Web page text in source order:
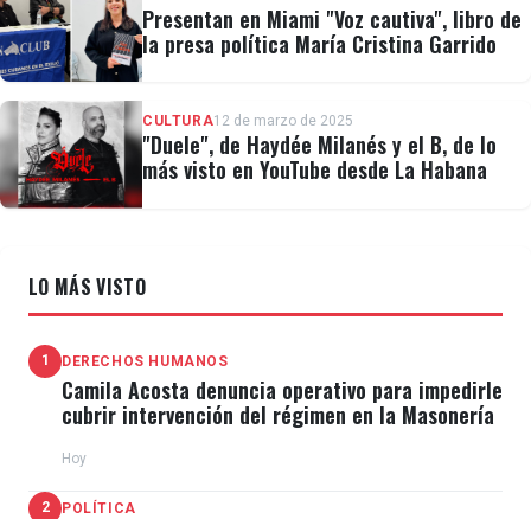
los 45 días siguientes desde su estreno inicial.
Aquellos proyectos cuyo lanzamiento se lleve a cabo
a finales de este año y cuyos planes de exhibición
estén previstos para después del 10 de enero de
2025, tendrán que contar con una verificación de
ampliada en salas no después del 24 de enero.
Otros cambios significativos anunciados para la
edición 97, que se llevará a cabo el 2 de marzo de
Presentan en Miami "Voz cautiva", libro de
la presa política María Cristina Garrido
CULTURA12 de marzo de 2025
"Duele", de Haydée Milanés y el B, de lo
más visto en YouTube desde La Habana
LO MÁS VISTO
1 DERECHOS HUMANOS
Camila Acosta denuncia operativo para impedirle
cubrir intervención del régimen en la Masonería
Hoy
2 POLÍTICA